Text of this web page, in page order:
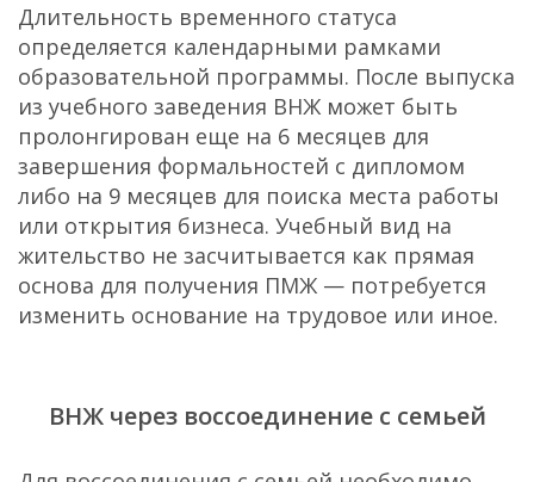
Длительность временного статуса
определяется календарными рамками
образовательной программы. После выпуска
из учебного заведения ВНЖ может быть
пролонгирован еще на 6 месяцев для
завершения формальностей с дипломом
либо на 9 месяцев для поиска места работы
или открытия бизнеса. Учебный вид на
жительство не засчитывается как прямая
основа для получения ПМЖ — потребуется
изменить основание на трудовое или иное.
ВНЖ через воссоединение с семьей